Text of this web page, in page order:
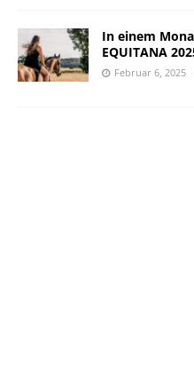
In einem
EQUITANA
Februar 6, 2025